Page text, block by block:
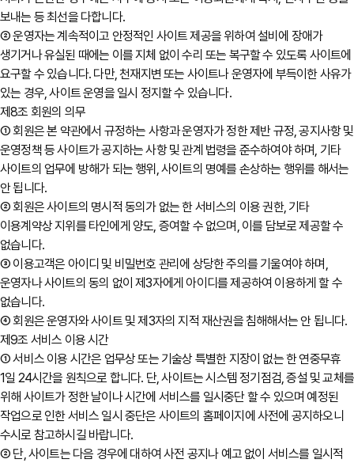
보내는 등 최선을 다합니다.
② 운영자는 계속적이고 안정적인 사이트 제공을 위하여 설비에 장애가
생기거나 유실된 때에는 이를 지체 없이 수리 또는 복구할 수 있도록 사이트에
요구할 수 있습니다. 다만, 천재지변 또는 사이트나 운영자에 부득이한 사유가
있는 경우, 사이트 운영을 일시 정지할 수 있습니다.
제8조 회원의 의무
① 회원은 본 약관에서 규정하는 사항과 운영자가 정한 제반 규정, 공지사항 및
운영정책 등 사이트가 공지하는 사항 및 관계 법령을 준수하여야 하며, 기타
사이트의 업무에 방해가 되는 행위, 사이트의 명예를 손상하는 행위를 해서는
안 됩니다.
② 회원은 사이트의 명시적 동의가 없는 한 서비스의 이용 권한, 기타
이용계약상 지위를 타인에게 양도, 증여할 수 없으며, 이를 담보로 제공할 수
없습니다.
③ 이용고객은 아이디 및 비밀번호 관리에 상당한 주의를 기울여야 하며,
운영자나 사이트의 동의 없이 제3자에게 아이디를 제공하여 이용하게 할 수
없습니다.
④ 회원은 운영자와 사이트 및 제3자의 지적 재산권을 침해해서는 안 됩니다.
제9조 서비스 이용 시간
① 서비스 이용 시간은 업무상 또는 기술상 특별한 지장이 없는 한 연중무휴
1일 24시간을 원칙으로 합니다. 단, 사이트는 시스템 정기점검, 증설 및 교체를
위해 사이트가 정한 날이나 시간에 서비스를 일시중단 할 수 있으며 예정된
작업으로 인한 서비스 일시 중단은 사이트의 홈페이지에 사전에 공지하오니
수시로 참고하시길 바랍니다.
② 단, 사이트는 다음 경우에 대하여 사전 공지나 예고 없이 서비스를 일시적